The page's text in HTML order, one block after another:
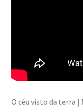
O céu visto da terra |